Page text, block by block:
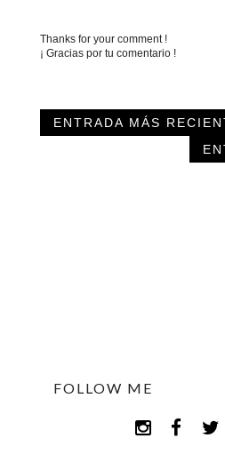
Thanks for your comment !
¡ Gracias por tu comentario !
ENTRADA MÁS
FOLLOW ME